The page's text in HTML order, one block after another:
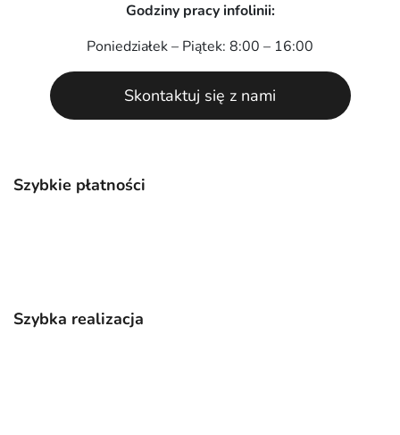
Szybkie płatności
Szybka realizacja
Godziny pracy infolinii:
Poniedziałek – Piątek: 8:00 – 16:00
Skontaktuj się z nami